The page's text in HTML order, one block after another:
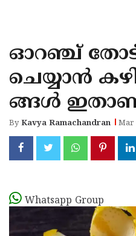
KANNUR
KASARAGOD
ഓറഞ്ച് തോട്
ചെയ്യാൻ
ങ്ങൾ
ByKavya Ramachandran Mar
Whatsapp Group